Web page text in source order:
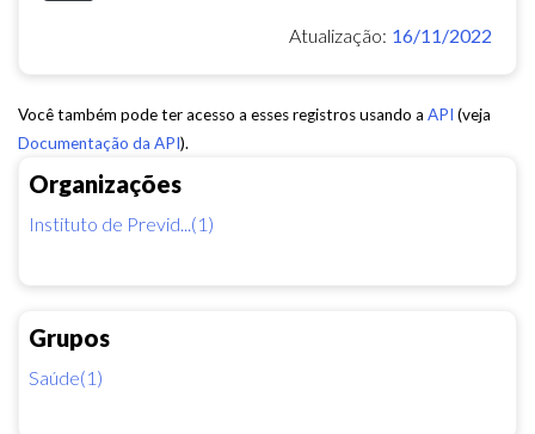
Organizações
Instituto de Previd...(1)
Grupos
Saúde(1)
Atualização: 16/11/2022
Você também pode ter acesso a esses registros usando a API (veja
Documentação da API).